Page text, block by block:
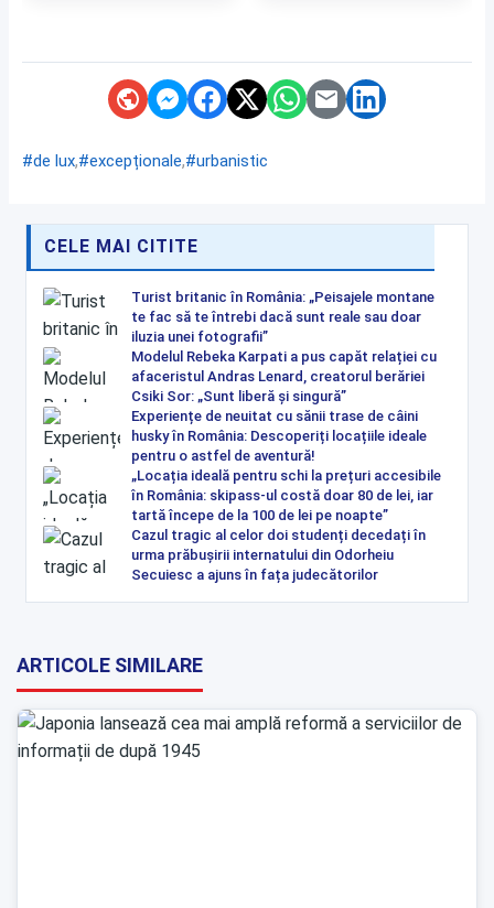
#de lux,#excepționale,#urbanistic
CELE MAI CITITE
Turist britanic în România: „Peisajele montane
te fac să te întrebi dacă sunt reale sau doar
iluzia unei fotografii”
Modelul Rebeka Karpati a pus capăt relației cu
afaceristul Andras Lenard, creatorul berăriei
Csiki Sor: „Sunt liberă și singură”
Experiențe de neuitat cu sănii trase de câini
husky în România: Descoperiți locațiile ideale
pentru o astfel de aventură!
„Locația ideală pentru schi la prețuri accesibile
în România: skipass-ul costă doar 80 de lei, iar
tartă începe de la 100 de lei pe noapte”
Cazul tragic al celor doi studenți decedați în
urma prăbușirii internatului din Odorheiu
Secuiesc a ajuns în fața judecătorilor
ARTICOLE SIMILARE